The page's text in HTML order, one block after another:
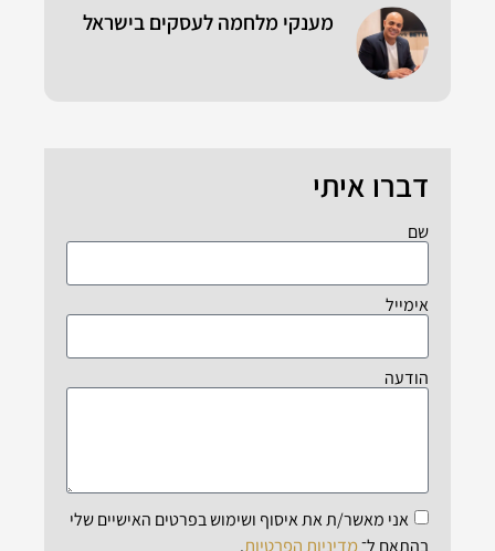
מענקי מלחמה לעסקים בישראל
דברו איתי
שם
אימייל
הודעה
אני מאשר/ת את איסוף ושימוש בפרטים האישיים שלי
בהתאם ל־מדיניות הפרטיות.